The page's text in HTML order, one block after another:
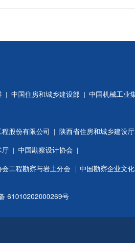
| 中国住房和城乡建设部 | 中国机械工业
股份有限公司 | 陕西省住房和城乡建设厅
厅 |中国勘察设计协会 |
工程勘察与岩土分会 | 中国勘察企业文
61010202000269号